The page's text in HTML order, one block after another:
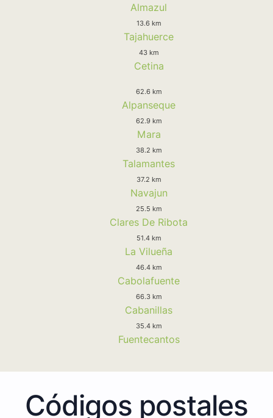
Almazul
13.6 km
Tajahuerce
43 km
Cetina
62.6 km
Alpanseque
62.9 km
Mara
38.2 km
Talamantes
37.2 km
Navajun
25.5 km
Clares De Ribota
51.4 km
La Vilueña
46.4 km
Cabolafuente
66.3 km
Cabanillas
35.4 km
Fuentecantos
Códigos postales